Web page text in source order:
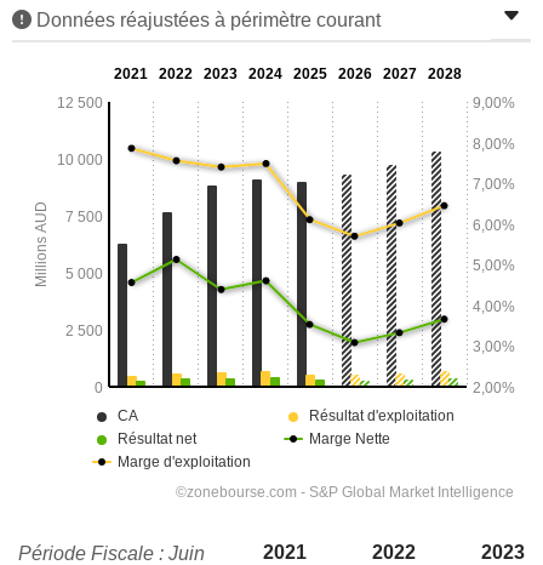
Données réajustées à périmètre courant
Période Fiscale : Juin 2021 2022
2023